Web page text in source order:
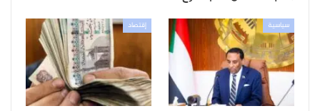
سياسية إقتصاد